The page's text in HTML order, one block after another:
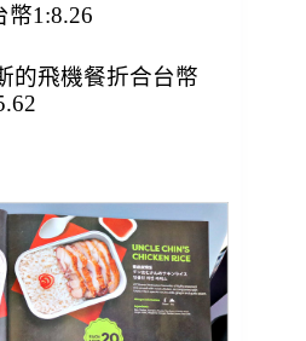
幣1:8.26
的飛機餐折合台幣